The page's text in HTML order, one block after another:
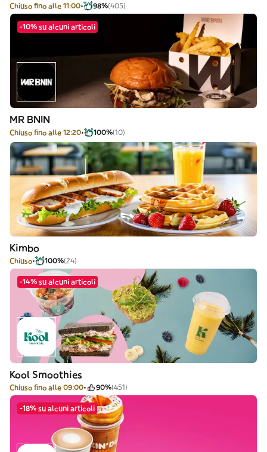
Chiuso fino alle 11:00 98%(405)
-10% su alcuni articoli
MR BNIN
Chiuso fino alle 12:20 100%(10)
Kimbo
Chiuso 100%(24)
-14% su alcuni articoli
Kool Smoothies
Chiuso fino alle 09:00 90%(451)
-18% su alcuni articoli